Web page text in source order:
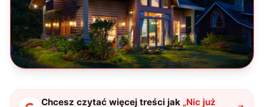
Chcesz czytać więcej treści jak „Nic już